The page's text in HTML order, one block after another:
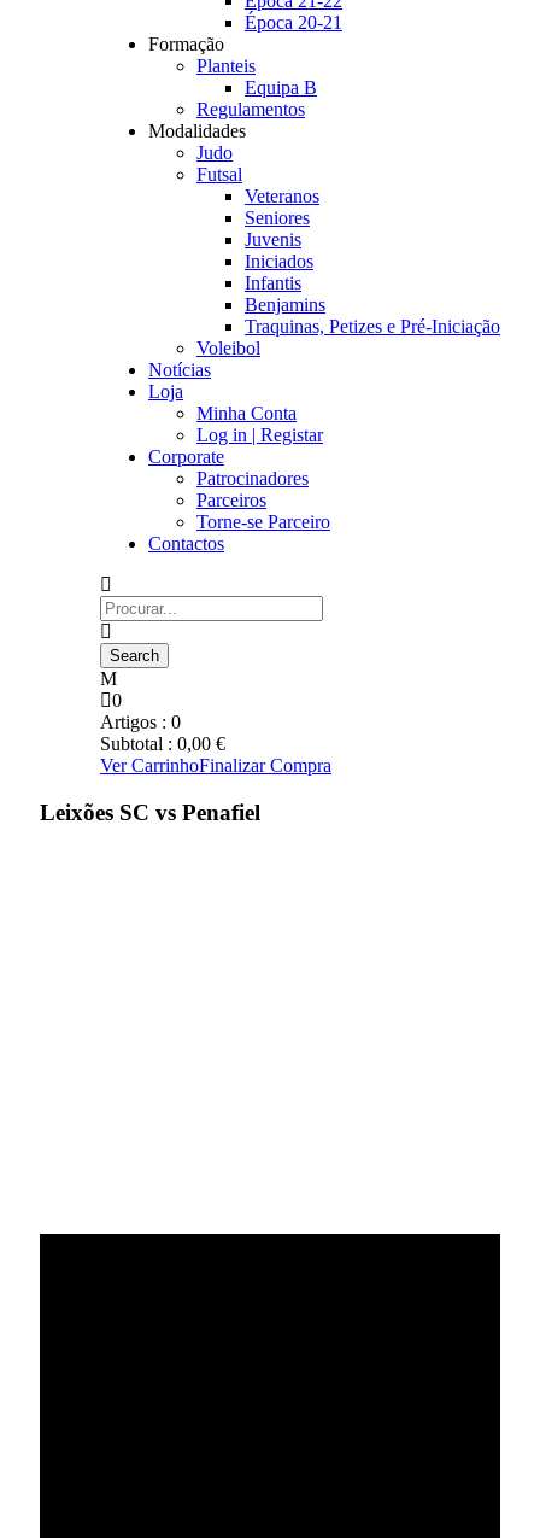
Época 20-21
Formação
Planteis
Equipa B
Regulamentos
Modalidades
Judo
Futsal
Veteranos
Seniores
Juvenis
Iniciados
Infantis
Benjamins
Traquinas, Petizes e Pré-Iniciação
Voleibol
Notícias
Loja
Minha Conta
Log in | Registar
Corporate
Patrocinadores
Parceiros
Torne-se Parceiro
Contactos
0
Artigos : 0
Subtotal : 0,00 €
Ver CarrinhoFinalizar Compra
Leixões SC vs Penafiel